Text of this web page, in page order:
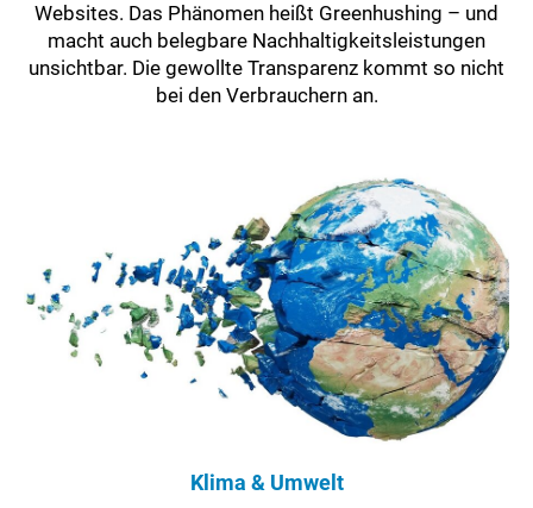
Websites. Das Phänomen heißt Greenhushing – und
macht auch belegbare Nachhaltigkeitsleistungen
unsichtbar. Die gewollte Transparenz kommt so nicht
bei den Verbrauchern an.
Klima & Umwelt